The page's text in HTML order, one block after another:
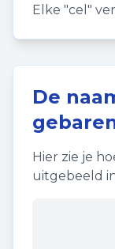
Elke "cel"
De
Hier zie je
uitgebeeld